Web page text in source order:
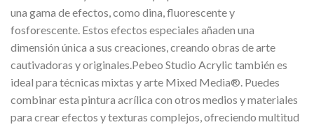
una gama de efectos, como dina, fluorescente y
fosforescente. Estos efectos especiales añaden una
dimensión única a sus creaciones, creando obras de arte
cautivadoras y originales.Pebeo Studio Acrylic también es
ideal para técnicas mixtas y arte Mixed Media®. Puedes
combinar esta pintura acrílica con otros medios y materiales
para crear efectos y texturas complejos, ofreciendo multitud